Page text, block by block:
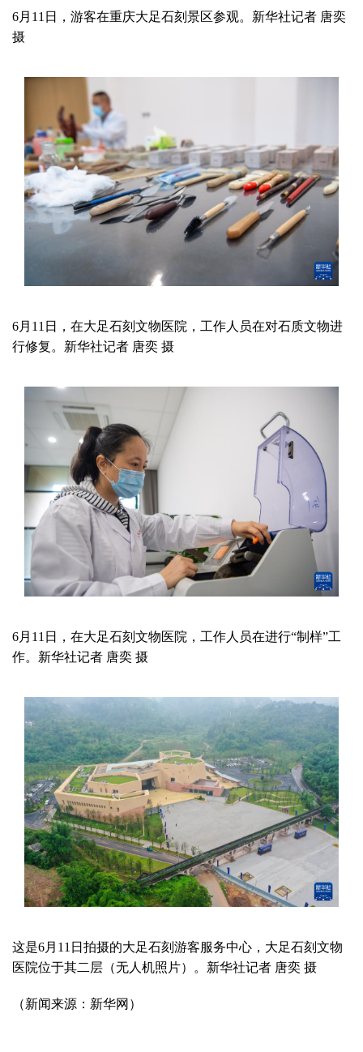
6月11日，游客在重庆大足石刻景区参观。新华社记者 唐奕
摄
6月11日，在大足石刻文物医院，工作人员在对石质文物进
行修复。新华社记者 唐奕 摄
6月11日，在大足石刻文物医院，工作人员在进行“制样”工
作。新华社记者 唐奕 摄
这是6月11日拍摄的大足石刻游客服务中心，大足石刻文物
医院位于其二层（无人机照片）。新华社记者 唐奕 摄
（新闻来源：新华网）